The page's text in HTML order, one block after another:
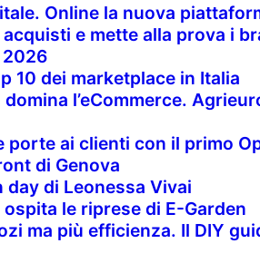
Online la nuova
acquisti e mette alla prova i
2026
10 dei marketplace in Italia
l’eCommerce.
porte ai clienti con il primo
di Genova
day di Leonessa Vivai
le riprese di E-Garden
ma più efficienza. Il DIY